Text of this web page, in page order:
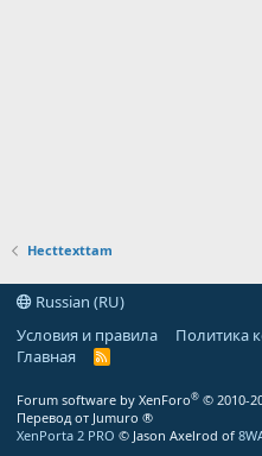
Hecttexttam
Russian (RU)
Условия и правила
Политика
Главная
R
Forum software by XenForo® © 2010-
Перевод от Jumuro ®
XenPorta 2 PRO © Jason Axelrod of